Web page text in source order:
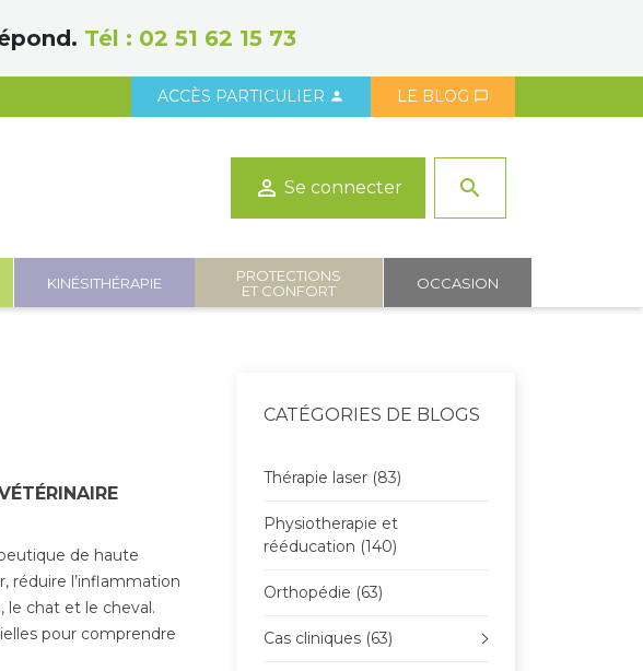
Tél : 02 51 62 15 73
ACCÈS PARTICULIER  LE BLOG 
 Se connecter search
KINÉSITHÉRAPIE
PROTECTIONS
ET CONFORT
OCCASION
de haute
réduire l’inflammation
le chat et le cheval.
pour comprendre
CATÉGORIES DE BLOGS
Thérapie laser (83)
Physiotherapie et
rééducation (140)
Orthopédie (63)
Cas cliniques (63)